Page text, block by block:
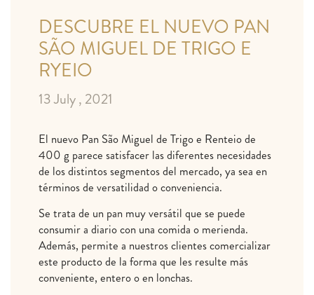
DESCUBRE EL NUEVO PAN
SÃO MIGUEL DE TRIGO E
RYEIO
13 July , 2021
El nuevo Pan São Miguel de Trigo e Renteio de
400 g parece satisfacer las diferentes necesidades
de los distintos segmentos del mercado, ya sea en
términos de versatilidad o conveniencia.
Se trata de un pan muy versátil que se puede
consumir a diario con una comida o merienda.
Además, permite a nuestros clientes comercializar
este producto de la forma que les resulte más
conveniente, entero o en lonchas.